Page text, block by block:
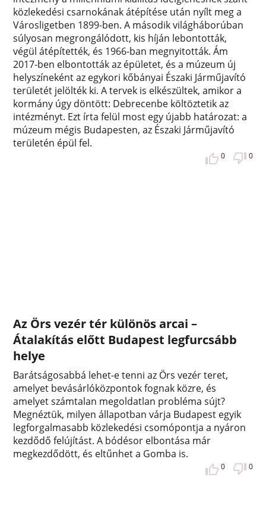
közlekedési csarnokának átépítése után nyílt meg a
Városligetben 1899-ben. A második világháborúban
súlyosan megrongálódott, kis híján lebontották,
végül átépítették, és 1966-ban megnyitották. Ám
2017-ben elbontották az épületet, és a múzeum új
helyszíneként az egykori kőbányai Északi Járműjavító
területét jelölték ki. A tervek is elkészültek, amikor a
kormány úgy döntött: Debrecenbe költöztetik az
intézményt. Ezt írta felül most egy újabb határozat: a
múzeum mégis Budapesten, az Északi Járműjavító
területén épül fel.
0 0
Az Örs vezér tér különös arcai –
Átalakítás előtt Budapest legfurcsább
helye
Barátságosabbá lehet-e tenni az Örs vezér teret,
amelyet bevásárlóközpontok fognak közre, és
amelyet számtalan megoldatlan probléma sújt?
Megnéztük, milyen állapotban várja Budapest egyik
legforgalmasabb közlekedési csomópontja a nyáron
kezdődő felújítást. A bódésor elbontása már
megkezdődött, és eltűnhet a Gomba is.
0 0